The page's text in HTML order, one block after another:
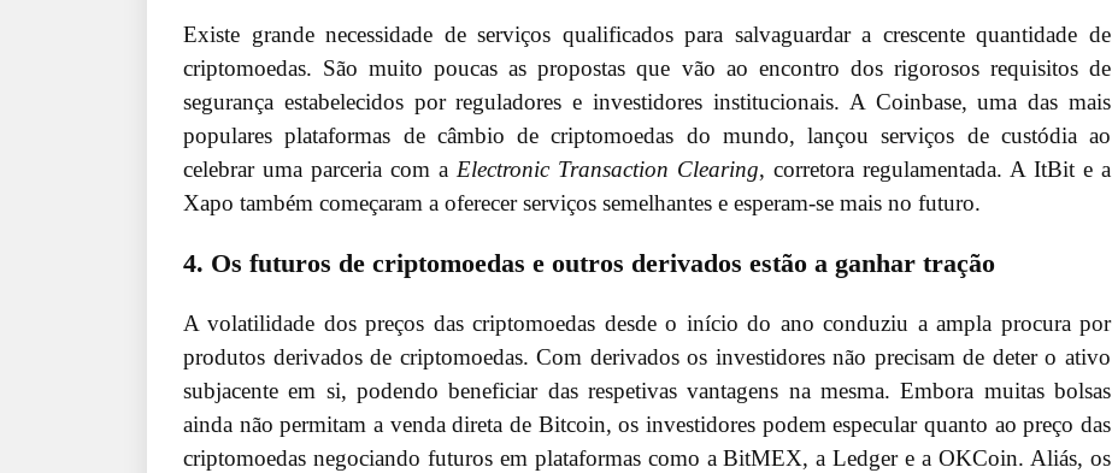
Existe grande necessidade de serviços qualificados para salvaguardar a crescente quantidade de
criptomoedas. São muito poucas as propostas que vão ao encontro dos rigorosos requisitos de
segurança estabelecidos por reguladores e investidores institucionais. A Coinbase, uma das mais
populares plataformas de câmbio de criptomoedas do mundo, lançou serviços de custódia ao
celebrar uma parceria com a Electronic Transaction Clearing, corretora regulamentada. A ItBit e a
Xapo também começaram a oferecer serviços semelhantes e esperam-se mais no futuro.
4. Os futuros de criptomoedas e outros derivados estão a ganhar tração
A volatilidade dos preços das criptomoedas desde o início do ano conduziu a ampla procura por
produtos derivados de criptomoedas. Com derivados os investidores não precisam de deter o ativo
subjacente em si, podendo beneficiar das respetivas vantagens na mesma. Embora muitas bolsas
ainda não permitam a venda direta de Bitcoin, os investidores podem especular quanto ao preço das
criptomoedas negociando futuros em plataformas como a BitMEX, a Ledger e a OKCoin. Aliás, os